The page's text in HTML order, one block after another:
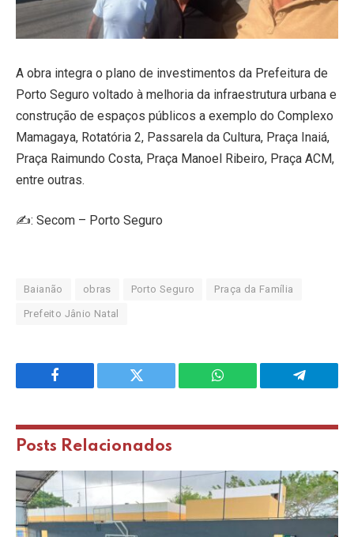
A obra integra o plano de investimentos da Prefeitura de
Porto Seguro voltado à melhoria da infraestrutura urbana e
construção de espaços públicos a exemplo do Complexo
Mamagaya, Rotatória 2, Passarela da Cultura, Praça Inaiá,
Praça Raimundo Costa, Praça Manoel Ribeiro, Praça ACM,
entre outras.
✍️: Secom – Porto Seguro
Baianão obras Porto Seguro Praça da Família
Prefeito Jânio Natal
Facebook Twitter WhatsApp Telegram
Posts Relacionados